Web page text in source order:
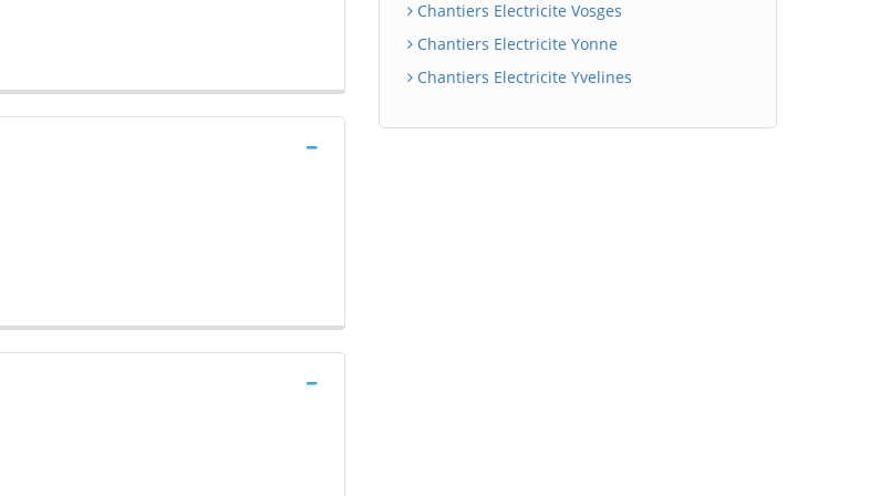
Chantiers Electricite Vosges
Chantiers Electricite Yonne
Chantiers Electricite Yvelines